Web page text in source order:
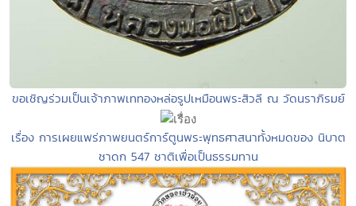
ขอเชิญร่วมเป็นเจ้าภาพเททองหล่อรูปเหมือนพระสิวลี ณ วัดนราภิรมย์
เรื่อง การเผยแพร่ภาพยนตร์การ์ตูนพระพุทธศาสนาทั้งหมดของ นิบาต
ชาดก 547 ชาติเพื่อเป็นธรรมทาน